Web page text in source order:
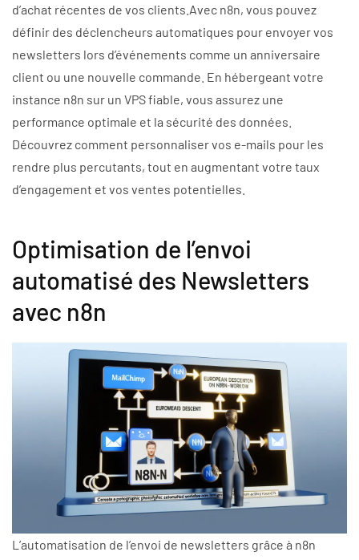
d’achat récentes de vos clients.Avec n8n, vous pouvez
définir des déclencheurs automatiques pour envoyer vos
newsletters lors d’événements comme un anniversaire
client ou une nouvelle commande. En hébergeant votre
instance n8n sur un VPS fiable, vous assurez une
performance optimale et la sécurité des données.
Découvrez comment personnaliser vos e-mails pour les
rendre plus percutants, tout en augmentant votre taux
d’engagement et vos ventes potentielles.
Optimisation de l’envoi
automatisé des Newsletters
avec n8n
L’automatisation de l’envoi de newsletters grâce à n8n